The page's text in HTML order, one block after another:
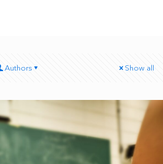
Authors Show all